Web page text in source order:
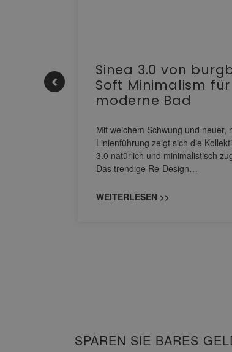
Sinea 3.0 von
Soft Minimalism
moderne Bad
Mit weichem Schwung und neuer,
Linienführung zeigt sich die
3.0 natürlich und minimalistisch
Das trendige Re-Design…
WEITERLESEN >>
SPAREN SIE BARES